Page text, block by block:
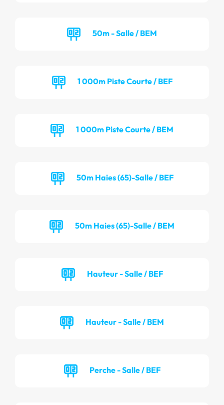
50m - Salle / BEM
1 000m Piste Courte / BEF
1 000m Piste Courte / BEM
50m Haies (65)-Salle / BEF
50m Haies (65)-Salle / BEM
Hauteur - Salle / BEF
Hauteur - Salle / BEM
Perche - Salle / BEF